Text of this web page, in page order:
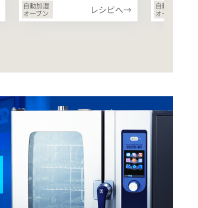
自動加湿
オーブン
レシピへ→
自動加湿
オーブン